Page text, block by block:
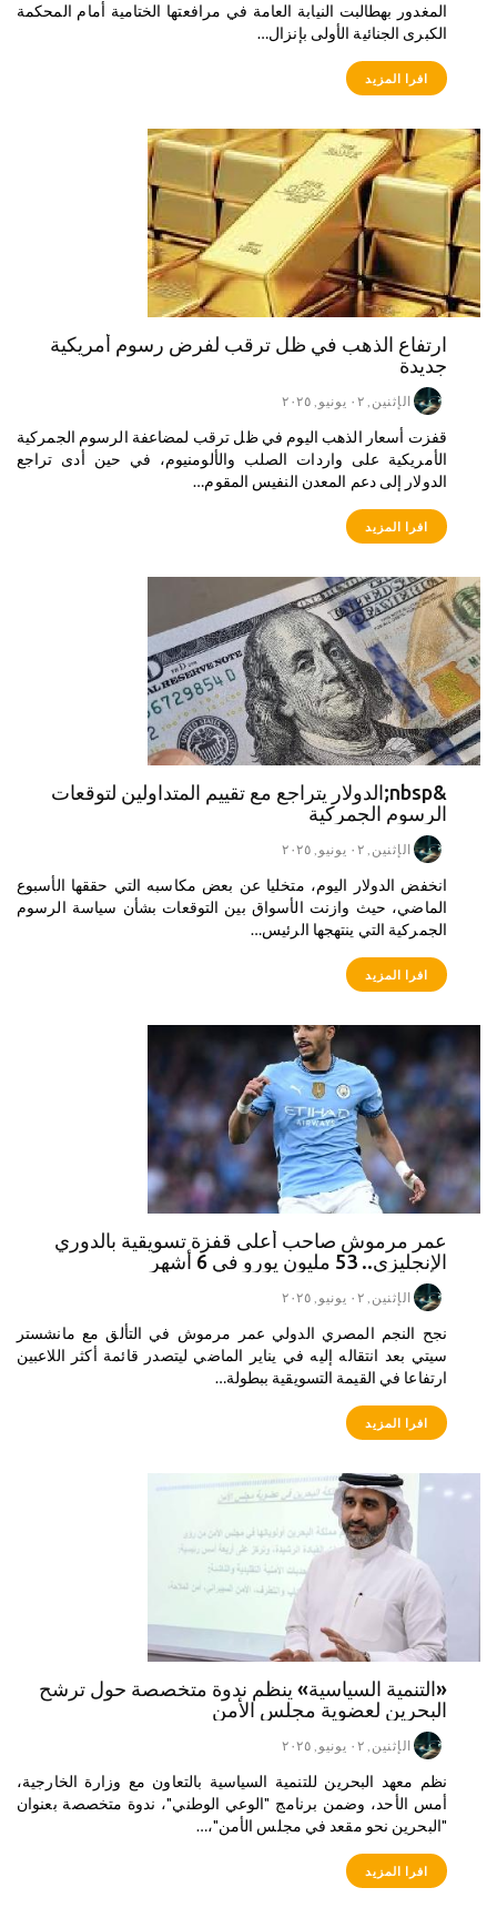
المغدور بهطالبت النيابة العامة في مرافعتها الختامية أمام المحكمة
الكبرى الجنائية الأولى بإنزال…
افرا المزيد
ارتفاع الذهب في ظل ترقب لفرض رسوم أمريكية
جديدة
الإثنين, ٠٢ يونيو, ٢٠٢٥
قفزت أسعار الذهب اليوم في ظل ترقب لمضاعفة الرسوم الجمركية
الأمريكية على واردات الصلب والألومنيوم، في حين أدى تراجع
الدولار إلى دعم المعدن النفيس المقوم…
افرا المزيد
&nbsp;الدولار يتراجع مع تقييم المتداولين لتوقعات
الرسوم الجمركية
الإثنين, ٠٢ يونيو, ٢٠٢٥
انخفض الدولار اليوم، متخليا عن بعض مكاسبه التي حققها الأسبوع
الماضي، حيث وازنت الأسواق بين التوقعات بشأن سياسة الرسوم
الجمركية التي ينتهجها الرئيس…
افرا المزيد
عمر مرموش صاحب أعلى قفزة تسويقية بالدوري
الإنجليزي.. 53 مليون يورو في 6 أشهر
الإثنين, ٠٢ يونيو, ٢٠٢٥
نجح النجم المصري الدولي عمر مرموش في التألق مع مانشستر
سيتي بعد انتقاله إليه في يناير الماضي ليتصدر قائمة أكثر اللاعبين
ارتفاعا في القيمة التسويقية ببطولة…
افرا المزيد
«التنمية السياسية» ينظم ندوة متخصصة حول ترشح
البحرين لعضوية مجلس الأمن
الإثنين, ٠٢ يونيو, ٢٠٢٥
نظم معهد البحرين للتنمية السياسية بالتعاون مع وزارة الخارجية،
أمس الأحد، وضمن برنامج "الوعي الوطني"، ندوة متخصصة بعنوان
"البحرين نحو مقعد في مجلس الأمن"،…
افرا المزيد